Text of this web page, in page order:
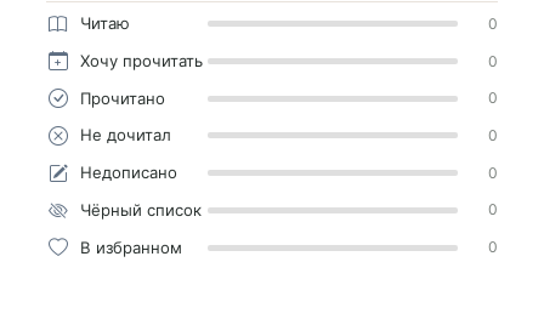
Читаю 0
Хочу прочитать 0
Прочитано 0
Не дочитал 0
Недописано 0
Чёрный список 0
В избранном 0